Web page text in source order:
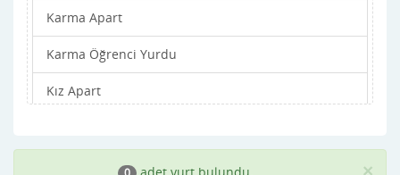
Tomarza
Yahyalı
Yeşilhisar
Karma Apart
Karma Öğrenci Yurdu
Kız Apart
Kız Pansiyonları